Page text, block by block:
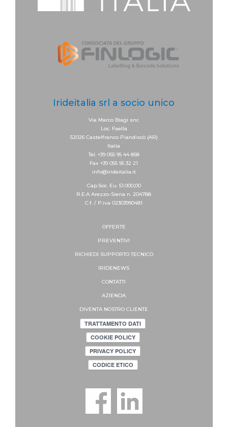
Irideitalia srl a socio unico
Via Marco Biagi snc
Loc. Faella
52026 Castelfranco Piandiscò (AR)
Italia
Tel. +39 055 95 44 858
Fax +39 055 95 32 21
info@irideitalia.it
Cap.Soc. Eu. 51.000,00
R.E.A Arezzo-Siena n. 204788
C.f. / P.iva 02303990481
OFFERTE
PREVENTIVI
RICHIEDI SUPPORTOTECNICO
IRIDENEWS
CONTATTI
AZIENDA
DIVENTA NOSTRO CLIENTE